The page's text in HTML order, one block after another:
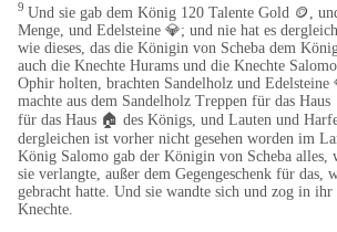
9Und sie gab dem König 120 Talente Gold 🪙,
Menge, und Edelsteine 💎​; und nie hat es
wie dieses, das die Königin von Scheba dem
auch die Knechte Hurams und die Knechte
Ophir holten, brachten Sandelholz und Edelsteine
machte aus dem Sandelholz Treppen für das Haus
für das Haus 🏠 des Königs, und Lauten und
dergleichen ist vorher nicht gesehen worden im
König Salomo gab der Königin von Scheba alles,
sie verlangte, außer dem Gegengeschenk für das,
gebracht hatte. Und sie wandte sich und zog in
Knechte.